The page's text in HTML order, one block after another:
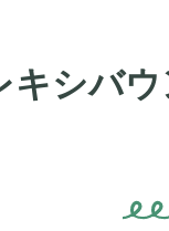
キシバ